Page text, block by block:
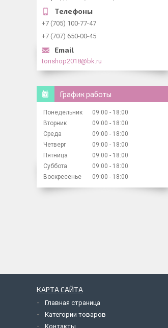
+7 (705) 100-77-47
+7 (707) 650-00-45
torishop2018@bk.ru
График работы
Понедельник 09:00
18:00
Вторник
09:00
18:00
Среда
09:00
18:00
Четверг
09:00
18:00
Пятница
09:00
18:00
Суббота
09:00
18:00
Воскресенье
09:00 18:00
КАРТА САЙТА
Главная страница
Категории товаров
Контакты